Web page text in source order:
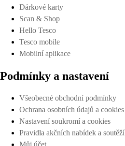
Dárkové karty
Scan & Shop
Hello Tesco
Tesco mobile
Mobilní aplikace
Podmínky a nastavení
Všeobecné obchodní podmínky
Ochrana osobních údajů a cookies
Nastavení soukromí a cookies
Pravidla akčních nabídek a soutěží
Můj účet